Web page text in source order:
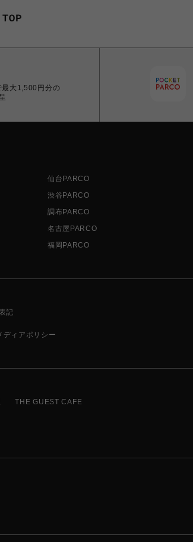
最大1,500円分の
仙台PARCO
渋谷PARCO
調布PARCO
名古屋PARCO
福岡PARCO
記
ディアポリシー
THE GUEST CAFE